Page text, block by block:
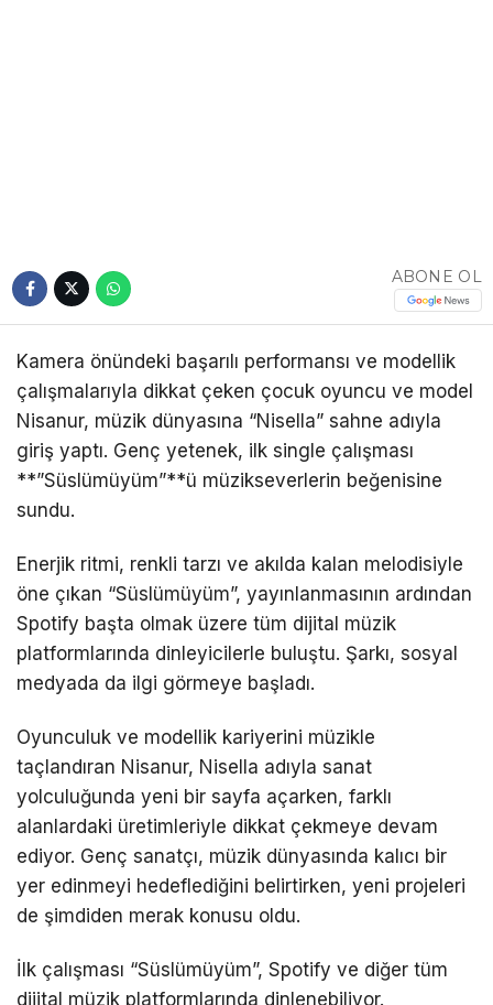
ABONE OL
Kamera önündeki başarılı performansı ve modellik
çalışmalarıyla dikkat çeken çocuk oyuncu ve model
Nisanur, müzik dünyasına “Nisella” sahne adıyla
giriş yaptı. Genç yetenek, ilk single çalışması
**”Süslümüyüm”**ü müzikseverlerin beğenisine
Enerjik ritmi, renkli tarzı ve akılda kalan melodisiyle
öne çıkan “Süslümüyüm”, yayınlanmasının ardından
Spotify başta olmak üzere tüm dijital müzik
platformlarında dinleyicilerle buluştu. Şarkı, sosyal
medyada da ilgi görmeye başladı.
Oyunculuk ve modellik kariyerini müzikle
taçlandıran Nisanur, Nisella adıyla sanat
yolculuğunda yeni bir sayfa açarken, farklı
alanlardaki üretimleriyle dikkat çekmeye devam
ediyor. Genç sanatçı, müzik dünyasında kalıcı bir
yer edinmeyi hedeflediğini belirtirken, yeni projeleri
de şimdiden merak konusu oldu.
İlk çalışması “Süslümüyüm”, Spotify ve diğer tüm